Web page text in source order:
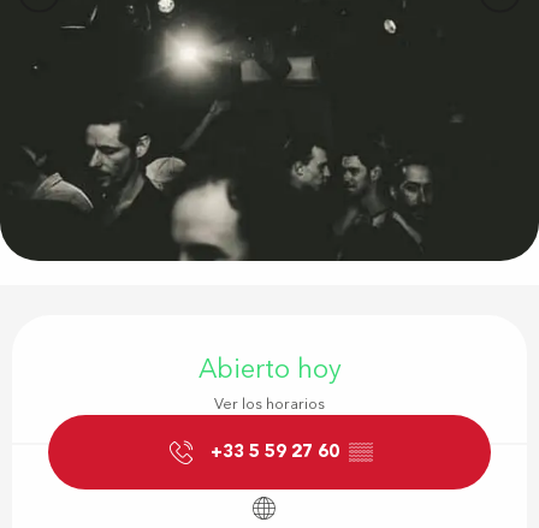
Abierto hoy
Ver los horarios
+33 5 59 27 60 ▒▒